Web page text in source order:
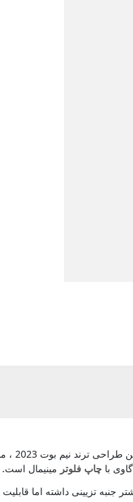
با چاپ فلوتر مینیمال
بندی است که بیشتر جنبه